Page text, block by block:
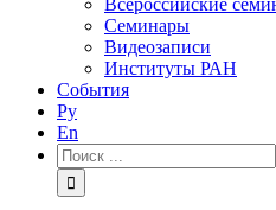
Всероссийские
Семинары
Видеозаписи
Институты РАН
События
Ру
En
Результат
поиска: